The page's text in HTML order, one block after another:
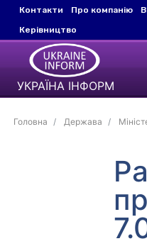
Контакти Про компанію
Керівництво
УКРАЇНА ІНФОРМ
Головна Держава